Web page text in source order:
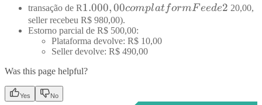
transação de R1.000,00
com
platformFee
de 2%
reteve R
1.000,00complat formFeede2 20,00,
seller recebeu R$ 980,00).
Estorno parcial de R$ 500,00:
Plataforma devolve: R$ 10,00
Seller devolve: R$ 490,00
Was this page helpful?
Yes No